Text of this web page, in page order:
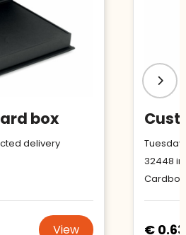
box
delivery
View
32448
€ 0.63